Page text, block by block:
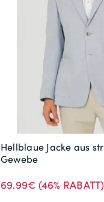
Hellblaue Jacke aus
Gewebe
69.99€ (46% RABATT)